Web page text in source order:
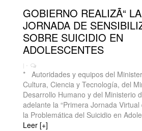
GOBIERNO REALIZÃ“
JORNADA DE
SOBRE SUICIDIO EN
ADOLESCENTES
| -
* Autoridades y equipos del
Cultura, Ciencia y Tecnología, del
Desarrollo Humano y del Ministerio
adelante la “Primera Jornada
la Problemática del Suicidio en
Leer [+]